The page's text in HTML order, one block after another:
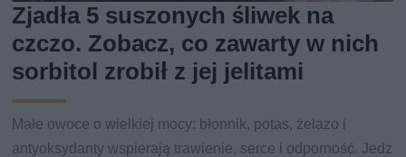
Zjadła 5 suszonych śliwek na
czczo. Zobacz, co zawarty w nich
sorbitol zrobił z jej jelitami
Małe owoce o wielkiej mocy: błonnik, potas, żelazo i
antyoksydanty wspierają trawienie, serce i odporność. Jedz